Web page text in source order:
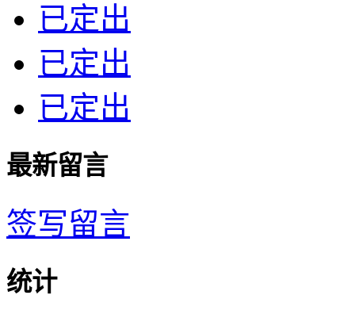
已定出
已定出
已定出
最新留言
签写留言
统计